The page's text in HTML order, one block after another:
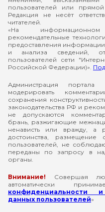
пользователей или
Редакция не несёт
читателей.
«На
рекомендательные
предоставления
и анализа сведений,
пользователей сети
Российской Федерации)».
Администрация
модерировать
сохранения
законодательства РФ и
не допускаются
брань, разжигающие
ненависть или вражду, а
достоинства,
пользователей, не
переданы по запросу в
органы.
Внимание! Совершая
автоматически
конфиденциальности
данных пользователей»